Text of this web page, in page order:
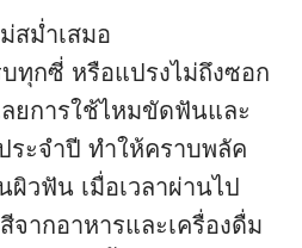
สม่ำเสมอ
ทุกซี่ หรือแปรงไม่ถึงซอก
ยการใช้ไหมขัดฟันและ
ะจำปี ทำให้คราบพลัค
วฟัน เมื่อเวลาผ่านไป
จากอาหารและเครื่องดื่ม